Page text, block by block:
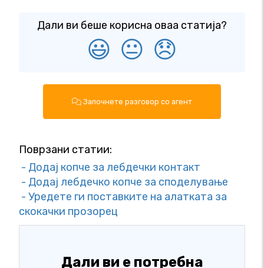
Дали ви беше корисна оваа статија?
😃 😐 😞
Започнете разговор со агент
Поврзани статии:
- Додај копче за лебдечки контакт
- Додај лебдечко копче за споделување
- Уредете ги поставките на алатката за
скокачки прозорец
Дали ви е потребна